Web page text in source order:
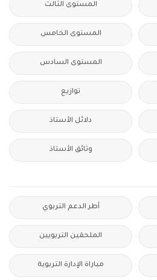
المستوى الثالث
المستوى الخامس
المستوى السادس
توازيع
دلائل الأستاذ
وثائق الأستاذ
أطر الدعم التربوي
الملحقين التربويين
مباراة الإدارة التربوية